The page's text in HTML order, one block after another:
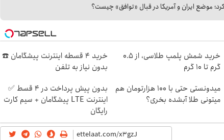
موضع ایران و آمریکا در قبال «توافق» چیست؟
خرید شمش پلمپ طلاسی، از ۰.۵
گرم تا ۱۰ گرم
خرید 4 قسطه اینترنت پیشگامان ☎️
بدون نیاز به تلفن
میدونستی حتی با ۱۰۰ هزارتومان هم
میتونی طلا آبشده بخری؟
بدون پیش پرداخت در 4 قسط ✅
اینترنت LTE پیشگامان + سیم کارت
رایگان